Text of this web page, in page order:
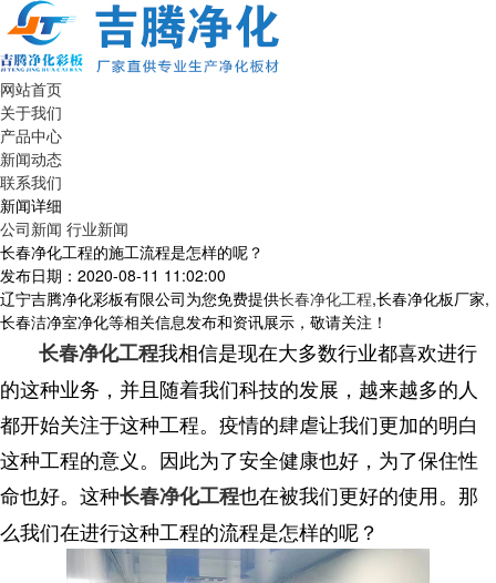
网站首页
关于我们
产品中心
新闻动态
联系我们
新闻详细
公司新闻 行业新闻
长春净化工程的施工流程是怎样的呢？
发布日期：2020-08-11 11:02:00
辽宁吉腾净化彩板有限公司为您免费提供长春净化工程,长春净化板厂家,
长春洁净室净化等相关信息发布和资讯展示，敬请关注！
长春净化工程我相信是现在大多数行业都喜欢进行
的这种业务，并且随着我们科技的发展，越来越多的人
都开始关注于这种工程。疫情的肆虐让我们更加的明白
这种工程的意义。因此为了安全健康也好，为了保住性
命也好。这种长春净化工程也在被我们更好的使用。那
么我们在进行这种工程的流程是怎样的呢？